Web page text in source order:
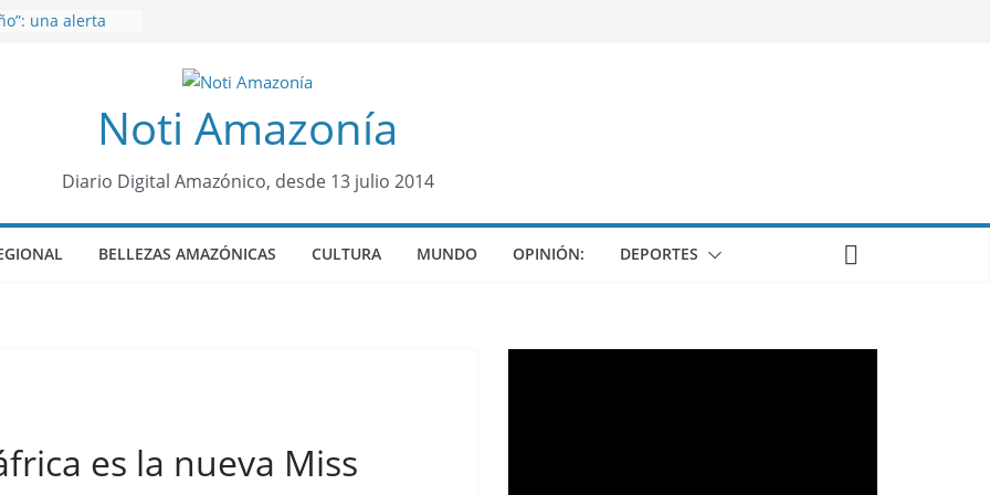
una alerta
Panamazónico, d
de prisión a
para
Noti Amazonía
Diario Digital Amazónico, desde 13 julio 2014
BELLEZAS AMAZÓNICAS CULTURA MUNDO OPINIÓN: DEPORTES
es la nueva Miss